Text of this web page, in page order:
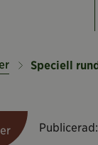
Publicerad: